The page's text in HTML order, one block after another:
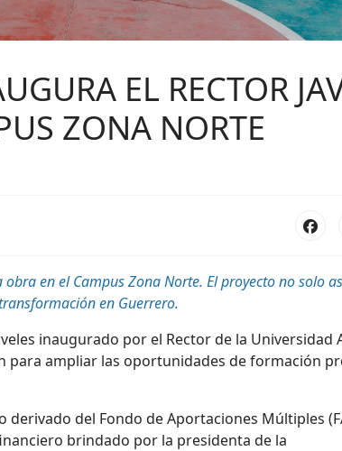
EL RECTOR
ZONA NORTE
en el Campus Zona Norte. El proyecto no solo
en Guerrero.
inaugurado por el Rector de la Universidad
para ampliar las oportunidades de formación
del Fondo de Aportaciones Múltiples
brindado por la presidenta de la